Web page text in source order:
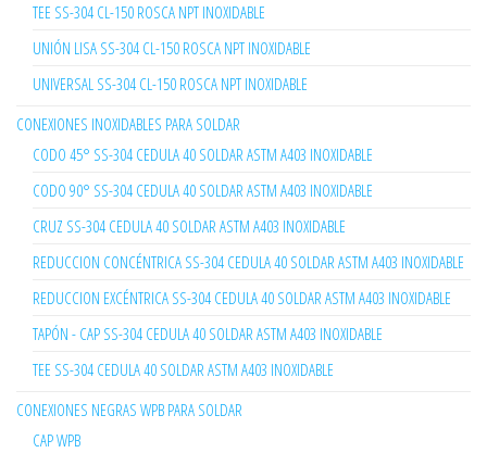
TEE SS-304 CL-150 ROSCA NPT INOXIDABLE
UNIÓN LISA SS-304 CL-150 ROSCA NPT INOXIDABLE
UNIVERSAL SS-304 CL-150 ROSCA NPT INOXIDABLE
CONEXIONES INOXIDABLES PARA SOLDAR
CODO 45° SS-304 CEDULA 40 SOLDAR ASTM A403 INOXIDABLE
CODO 90° SS-304 CEDULA 40 SOLDAR ASTM A403 INOXIDABLE
CRUZ SS-304 CEDULA 40 SOLDAR ASTM A403 INOXIDABLE
REDUCCION CONCÉNTRICA SS-304 CEDULA 40 SOLDAR ASTM A403 INOXIDABLE
REDUCCION EXCÉNTRICA SS-304 CEDULA 40 SOLDAR ASTM A403 INOXIDABLE
TAPÓN - CAP SS-304 CEDULA 40 SOLDAR ASTM A403 INOXIDABLE
TEE SS-304 CEDULA 40 SOLDAR ASTM A403 INOXIDABLE
CONEXIONES NEGRAS WPB PARA SOLDAR
CAP WPB